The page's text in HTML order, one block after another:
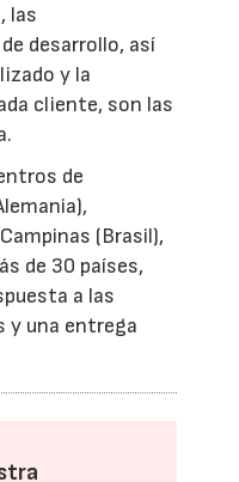
las
desarrollo, así
y la
cliente, son las
de
(Brasil),
de 30 países,
a las
y una entrega